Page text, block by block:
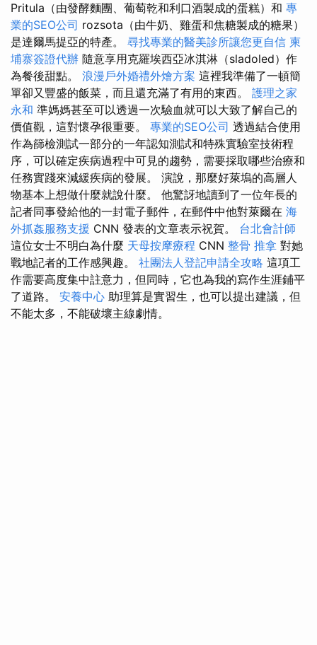
Pritula（由發酵麵團、葡萄乾和利口酒製成的蛋糕）和 專
業的SEO公司 rozsota（由牛奶、雞蛋和焦糖製成的糖果）
是達爾馬提亞的特產。 尋找專業的醫美診所讓您更自信 柬
埔寨簽證代辦 隨意享用克羅埃西亞冰淇淋（sladoled）作
為餐後甜點。 浪漫戶外婚禮外燴方案 這裡我準備了一頓簡
單卻又豐盛的飯菜，而且還充滿了有用的東西。 護理之家
永和 準媽媽甚至可以透過一次驗血就可以大致了解自己的
價值觀，這對懷孕很重要。 專業的SEO公司 透過結合使用
作為篩檢測試一部分的一年認知測試和特殊實驗室技術程
序，可以確定疾病過程中可見的趨勢，需要採取哪些治療和
任務實踐來減緩疾病的發展。 演說，那麼好萊塢的高層人
物基本上想做什麼就說什麼。 他驚訝地讀到了一位年長的
記者同事發給他的一封電子郵件，在郵件中他對萊爾在 海
外抓姦服務支援 CNN 發表的文章表示祝賀。 台北會計師
這位女士不明白為什麼 天母按摩療程 CNN 整骨 推拿 對她
戰地記者的工作感興趣。 社團法人登記申請全攻略 這項工
作需要高度集中註意力，但同時，它也為我的寫作生涯鋪平
了道路。 安養中心 助理算是實習生，也可以提出建議，但
不能太多，不能破壞主線劇情。